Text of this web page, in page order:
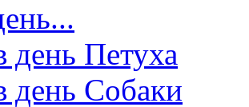
день Петуха
день Собаки